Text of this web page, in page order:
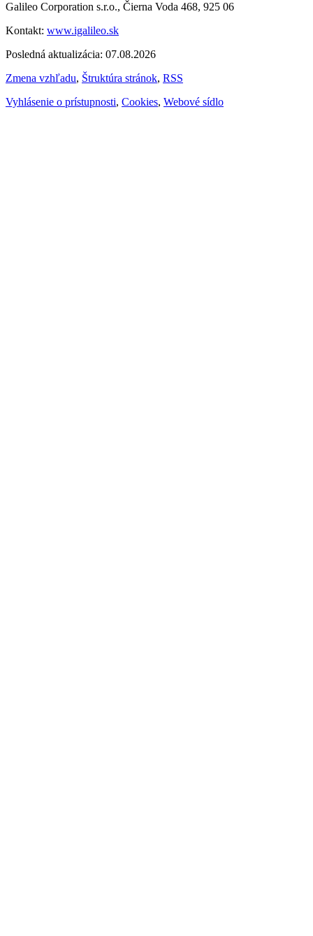
Galileo Corporation s.r.o., Čierna Voda 468, 925 06
Kontakt: www.igalileo.sk
Posledná aktualizácia: 07.08.2026
Zmena vzhľadu, Štruktúra stránok, RSS
Vyhlásenie o prístupnosti, Cookies, Webové sídlo